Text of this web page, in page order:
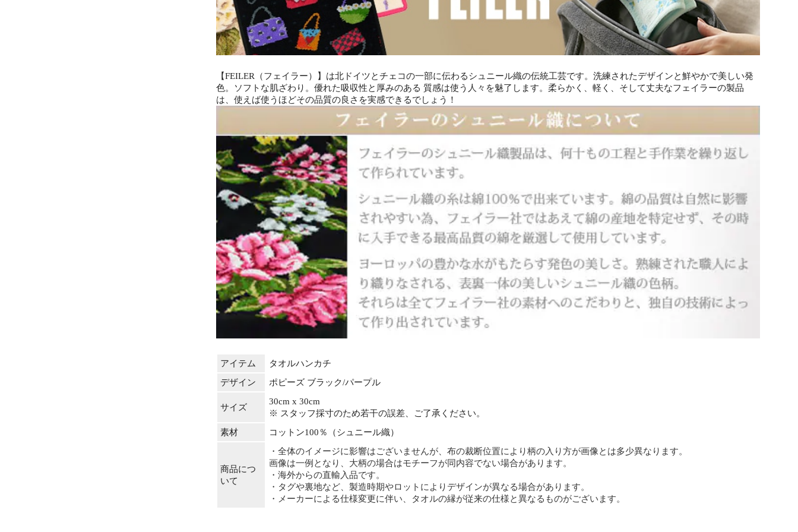
【FEILER（フェイラー）】は北ドイツとチェコの一部に伝わるシュニール織の伝統工芸です。洗練されたデザインと鮮やかで美しい発
色。ソフトな肌ざわり。優れた吸収性と厚みのある 質感は使う人々を魅了します。柔らかく、軽く、そして丈夫なフェイラーの製品
は、使えば使うほどその品質の良さを実感できるでしょう！
アイテム
タオルハンカチ
デザイン
ポピーズ ブラック/パープル
サイズ
30cm x 30cm
※ スタッフ採寸のため若干の誤差、ご了承ください。
素材
コットン100％（シュニール織）
商品につ
いて
・全体のイメージに影響はございませんが、布の裁断位置により柄の入り方が画像とは多少異なります。
画像は一例となり、大柄の場合はモチーフが同内容でない場合があります。
・海外からの直輸入品です。
・タグや裏地など、製造時期やロットによりデザインが異なる場合があります。
・メーカーによる仕様変更に伴い、タオルの縁が従来の仕様と異なるものがございます。